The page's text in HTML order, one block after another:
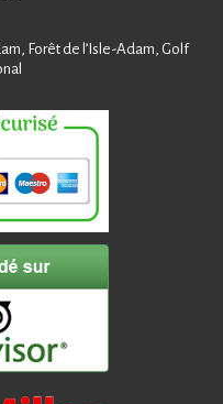
Forêt de l’Isle-Adam, Golf